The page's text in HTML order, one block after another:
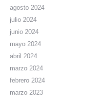
agosto 2024
julio 2024
junio 2024
mayo 2024
abril 2024
marzo 2024
febrero 2024
marzo 2023